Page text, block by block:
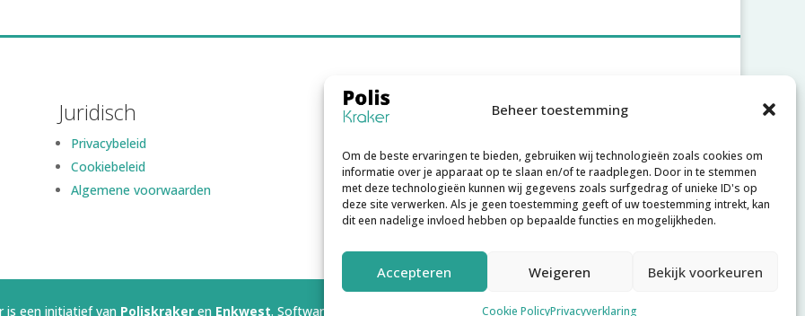
Beheer toestemming
Om de beste ervaringen te bieden, gebruiken wij technologieën zoals cookies om
informatie over je apparaat op te slaan en/of te raadplegen. Door in te stemmen
met deze technologieën kunnen wij gegevens zoals surfgedrag of unieke ID's op
deze site verwerken. Als je geen toestemming geeft of uw toestemming intrekt, kan
dit een nadelige invloed hebben op bepaalde functies en mogelijkheden.
Accepteren Weigeren Bekijk voorkeuren
Cookie PolicyPrivacyverklaring
Juridisch
Privacybeleid
Cookiebeleid
Algemene voorwaarden
Account aanmaken
Wachtwoord vergeten
is een initiatief van Poliskraker en Enkwest. Software gerealiseerd door Joachim Hofman IT.